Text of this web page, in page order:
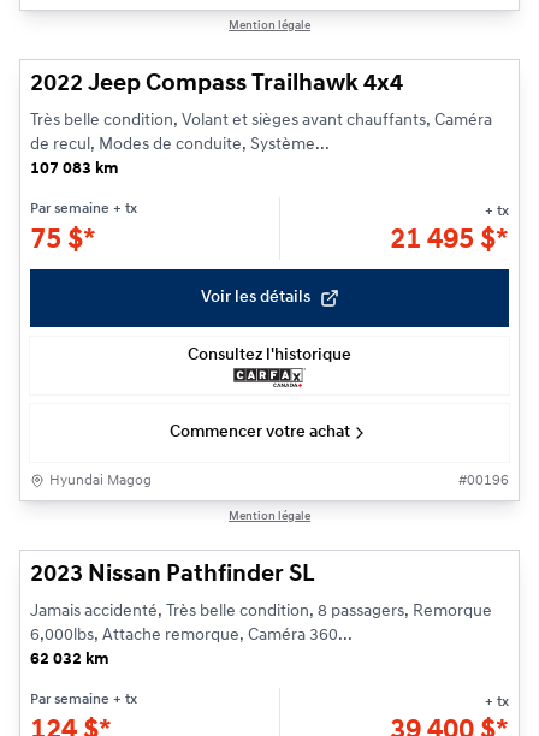
Mention légale
2022 Jeep Compass Trailhawk 4x4
Très belle condition, Volant et sièges avant chauffants, Caméra
de recul, Modes de conduite, Système...
107 083 km
Par semaine + tx
75 $*
+ tx
21 495 $*
Voir les détails
Consultez l'historique
Commencer votre achat
Hyundai Magog #00196
Mention légale
2023 Nissan Pathfinder SL
Jamais accidenté, Très belle condition, 8 passagers, Remorque
6,000lbs, Attache remorque, Caméra 360...
62 032 km
Par semaine + tx + tx